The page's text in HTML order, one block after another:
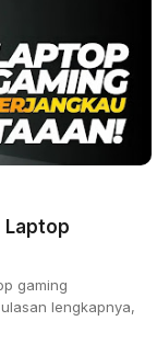
Laptop
gaming
lengkapnya,